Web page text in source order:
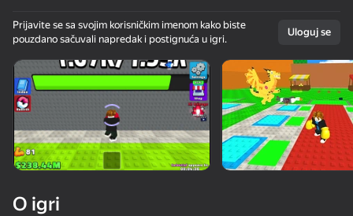
Rotirajte uređaj
Ova igra podržava samo pejzažna
orijentaciju
Loading
Prijavite se sa svojim korisničkim imenom kako biste
pouzdano sačuvali napredak i postignuća u igri.
Uloguj se
O igri